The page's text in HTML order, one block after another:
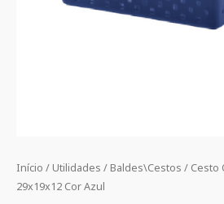
Início / Utilidades / Baldes\Cestos / Cesto
29x19x12 Cor Azul